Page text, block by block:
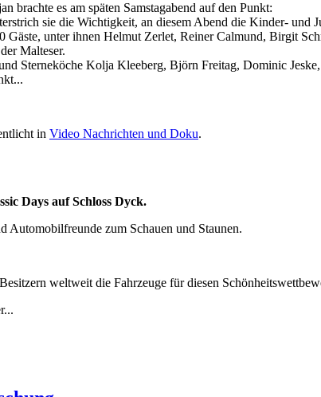
brachte es am späten Samstagabend auf den Punkt:
sie die Wichtigkeit, an diesem Abend die Kinder- und
Gäste, unter ihnen Helmut Zerlet, Reiner Calmund, Birgit
Malteser.
Sterneköche Kolja Kleeberg, Björn Freitag, Dominic
in Video Nachrichten und Doku.
Days auf Schloss Dyck.
Automobilfreunde zum Schauen und Staunen.
weltweit die Fahrzeuge für diesen